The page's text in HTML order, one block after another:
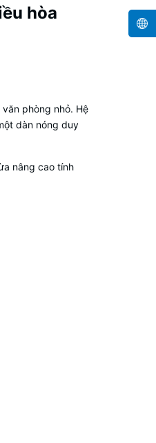
hòa
phòng nhỏ. Hệ
dàn nóng duy
nâng cao tính